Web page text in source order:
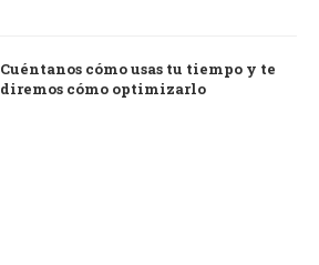
Cuéntanos cómo usas tu tiempo y te
diremos cómo optimizarlo